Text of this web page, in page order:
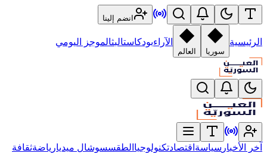
انضم إلينا
الرئيسية
سوريا العالم
الآراءبودكاستالبثالموجز اليومي
آخر الأخبار سياسة اقتصادتكنولوجيا الطقسسوشال ميديارياضةثقافة